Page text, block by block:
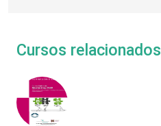
Cursos relacionados